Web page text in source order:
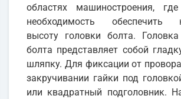
областях машиностроения, где
необходимость обеспечить
высоту головки болта.
болта представляет собой
шляпку. Для фиксации от
закручивании гайки под
или квадратный подголовник.